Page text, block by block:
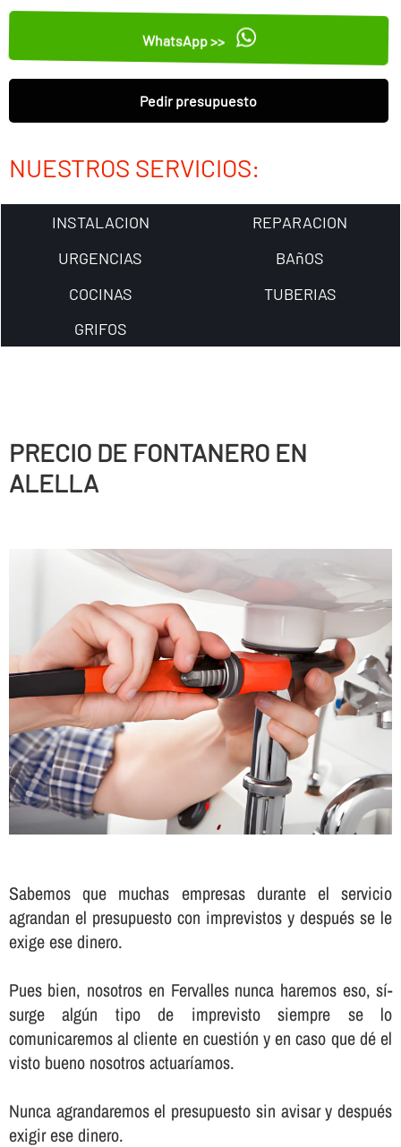
WhatsApp >>
Pedir presupuesto
NUESTROS SERVICIOS:
INSTALACION
REPARACION
URGENCIAS
BAñOS
COCINAS
TUBERIAS
GRIFOS
PRECIO DE FONTANERO EN
ALELLA
Sabemos que muchas empresas durante el servicio
agrandan el presupuesto con imprevistos y después se le
exige ese dinero.
Pues bien, nosotros en Fervalles nunca haremos eso, sí­
surge algún tipo de imprevisto siempre se lo
comunicaremos al cliente en cuestión y en caso que dé el
visto bueno nosotros actuarí­amos.
Nunca agrandaremos el presupuesto sin avisar y después
exigir ese dinero.